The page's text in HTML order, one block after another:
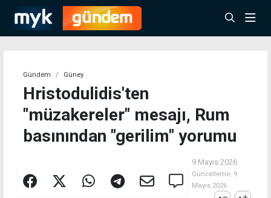
Gündem Güney
Hristodulidis'ten
"müzakereler" mesajı, Rum
basınından "gerilim" yorumu
9 Mayıs 2026
Güncelleme: 9
Mayıs 2026